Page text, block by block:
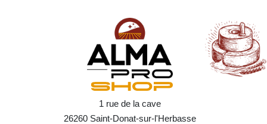
1 rue de la cave
26260 Saint-Donat-sur-l'Herbasse